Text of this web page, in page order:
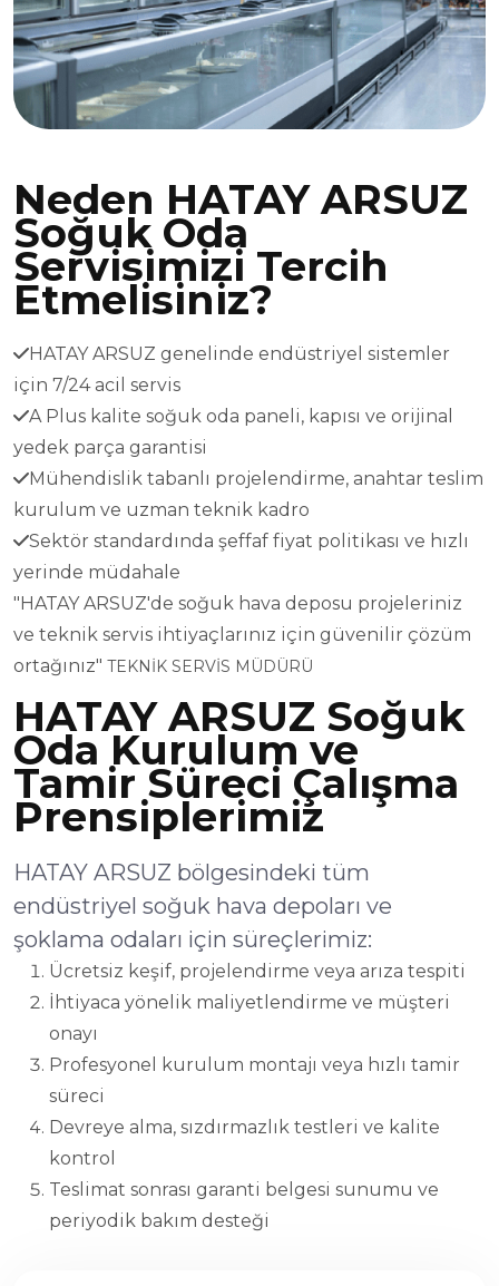
Neden HATAY ARSUZ
Soğuk Oda
Servisimizi Tercih
Etmelisiniz?
HATAY ARSUZ genelinde endüstriyel sistemler
için 7/24 acil servis
A Plus kalite soğuk oda paneli, kapısı ve orijinal
yedek parça garantisi
Mühendislik tabanlı projelendirme, anahtar teslim
kurulum ve uzman teknik kadro
Sektör standardında şeffaf fiyat politikası ve hızlı
yerinde müdahale
"HATAY ARSUZ'de soğuk hava deposu projeleriniz
ve teknik servis ihtiyaçlarınız için güvenilir çözüm
ortağınız" TEKNİK SERVİS MÜDÜRÜ
HATAY ARSUZ Soğuk
Oda Kurulum ve
Tamir Süreci Çalışma
Prensiplerimiz
HATAY ARSUZ bölgesindeki tüm
endüstriyel soğuk hava depoları ve
şoklama odaları için süreçlerimiz:
Ücretsiz keşif, projelendirme veya arıza tespiti
İhtiyaca yönelik maliyetlendirme ve müşteri
onayı
Profesyonel kurulum montajı veya hızlı tamir
süreci
Devreye alma, sızdırmazlık testleri ve kalite
kontrol
Teslimat sonrası garanti belgesi sunumu ve
periyodik bakım desteği